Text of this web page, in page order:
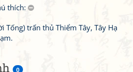
0
thích:
Tống) trấn thủ Thiểm Tây, Tây Hạ